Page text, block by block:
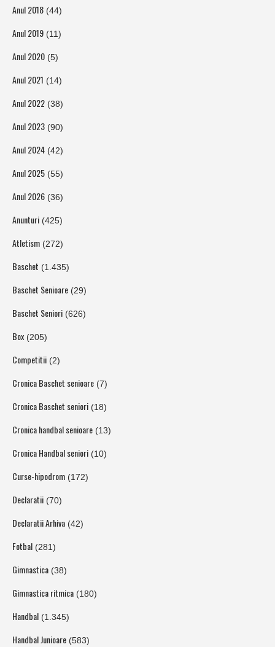
Anul 2018 (44)
Anul 2019 (11)
Anul 2020 (5)
Anul 2021 (14)
Anul 2022 (38)
Anul 2023 (90)
Anul 2024 (42)
Anul 2025 (55)
Anul 2026 (36)
Anunturi (425)
Atletism (272)
Baschet (1.435)
Baschet Senioare (29)
Baschet Seniori (626)
Box (205)
Competitii (2)
Cronica Baschet senioare (7)
Cronica Baschet seniori (18)
Cronica handbal senioare (13)
Cronica Handbal seniori (10)
Curse-hipodrom (172)
Declaratii (70)
Declaratii Arhiva (42)
Fotbal (281)
Gimnastica (38)
Gimnastica ritmica (180)
Handbal (1.345)
Handbal Junioare (583)